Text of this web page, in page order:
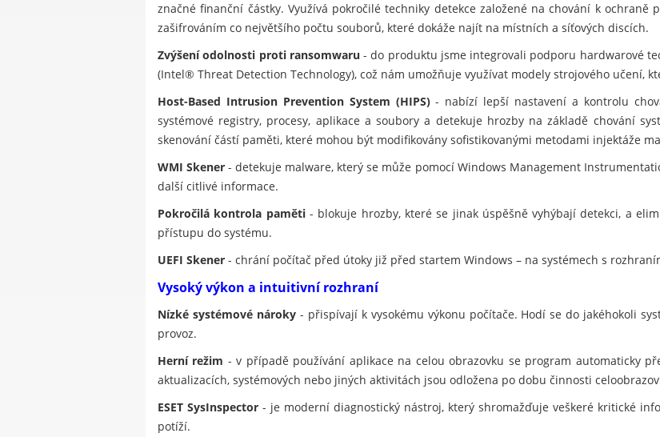
značné finanční částky. Využívá pokročilé techniky detekce založené na chování k
zašifrováním co největšího počtu souborů, které dokáže najít na místních a síťových discích.
Zvýšení odolnosti proti ransomwaru - do produktu jsme integrovali podporu hardwarové
(Intel® Threat Detection Technology), což nám umožňuje využívat modely strojového učení,
Host-Based Intrusion Prevention System (HIPS)- nabízí lepší nastavení a kontrolu
systémové registry, procesy, aplikace a soubory a detekuje hrozby na základě chování
skenování částí paměti, které mohou být modifikovány sofistikovanými metodami injektáže
WMI Skener - detekuje malware, který se může pomocí Windows Management
další citlivé informace.
Pokročilá kontrola paměti- blokuje hrozby, které se jinak úspěšně vyhýbají detekci, a
přístupu do systému.
UEFI Skener - chrání počítač před útoky již před startem Windows – na systémech s
Vysoký výkon a intuitivní rozhraní
Nízké systémové nároky- přispívají k vysokému výkonu počítače. Hodí se do jakéhokoli
provoz.
Herní režim - v případě používání aplikace na celou obrazovku se program automaticky
aktualizacích, systémových nebo jiných aktivitách jsou odložena po dobu činnosti
ESET SysInspector - je moderní diagnostický nástroj, který shromažďuje veškeré kritické
potíží.